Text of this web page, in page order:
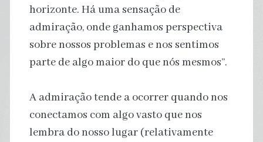
horizonte. Há uma sensação de
admiração, onde ganhamos perspectiva
sobre nossos problemas e nos sentimos
parte de algo maior do que nós mesmos”.
A admiração tende a ocorrer quando nos
conectamos com algo vasto que nos
lembra do nosso lugar (relativamente